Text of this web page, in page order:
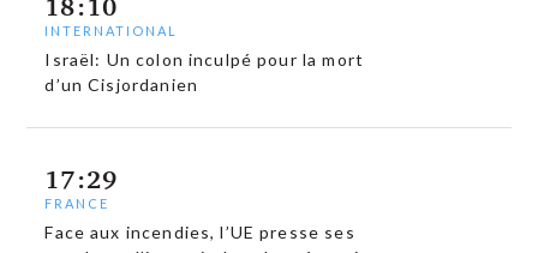
INTERNATIONAL
Israël: Un colon inculpé pour la mort
d’un Cisjordanien
17:29
FRANCE
Face aux incendies, l’UE presse ses